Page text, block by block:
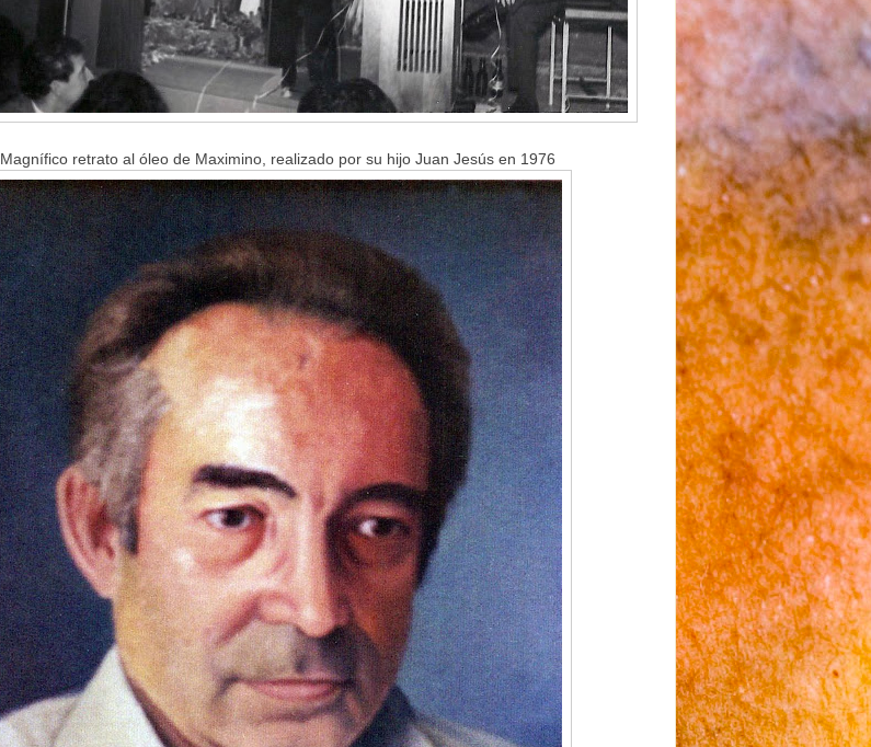
Magnífico retrato al óleo de Maximino, realizado por su hijo Juan Jesús en 1976